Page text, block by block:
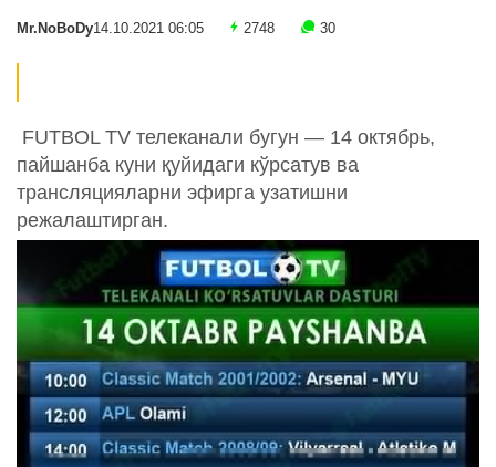
Mr.NoBoDy14.10.2021 06:05 2748 30
FUTBOL TV телеканали бугун — 14 октябрь,
пайшанба куни қуйидаги кўрсатув ва
трансляцияларни эфирга узатишни
режалаштирган.